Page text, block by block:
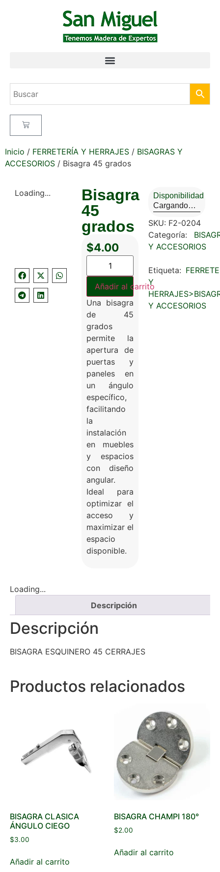
Inicio / FERRETERÍA Y HERRAJES / BISAGRAS Y
ACCESORIOS / Bisagra 45 grados
Loading...
Bisagra
45
grados
$4.00
Añadir al carrito
Una bisagra
de 45
grados
permite la
apertura de
puertas y
paneles en
un ángulo
específico,
facilitando
la
instalación
en muebles
y espacios
con diseño
angular.
Ideal para
optimizar el
acceso y
maximizar el
espacio
disponible.
Disponibilidad
Cargando…
SKU: F2-0204
Categoría:
Y ACCESORIOS
Etiqueta:
Y
Y ACCESORIOS
Loading...
Descripción
Descripción
BISAGRA ESQUINERO 45 CERRAJES
Productos relacionados
BISAGRA CLASICA
ÁNGULO CIEGO
$3.00
Añadir al carrito
BISAGRA CHAMPI 180°
$2.00
Añadir al carrito